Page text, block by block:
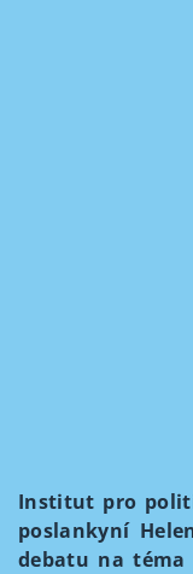
Institut pro
poslankyní
debatu na téma